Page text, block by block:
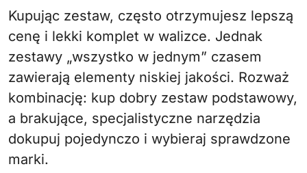
Kupując zestaw, często otrzymujesz lepszą
cenę i lekki komplet w walizce. Jednak
zestawy „wszystko w jednym” czasem
zawierają elementy niskiej jakości. Rozważ
kombinację: kup dobry zestaw podstawowy,
a brakujące, specjalistyczne narzędzia
dokupuj pojedynczo i wybieraj sprawdzone
marki.